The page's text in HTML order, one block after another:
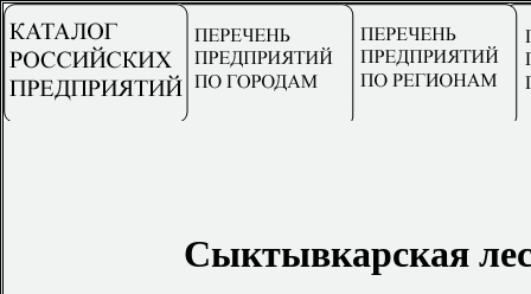
Сыктывкарская